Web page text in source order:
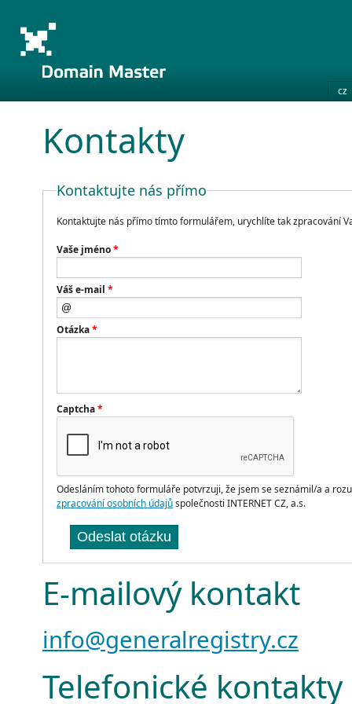
cz
Kontakty
Kontaktujte nás přímo
Kontaktujte nás přímo tímto formulářem, urychlíte tak zpracování
Vaše jméno*
Váš e-mail *
Otázka*
Captcha*
Odesláním tohoto formuláře potvrzuji, že jsem se seznámil/a a
zpracování osobních údajůspolečnosti INTERNET CZ, a.s.
Odeslat otázku
E-mailový kontakt
info@generalregistry.cz
Telefonické kontakty